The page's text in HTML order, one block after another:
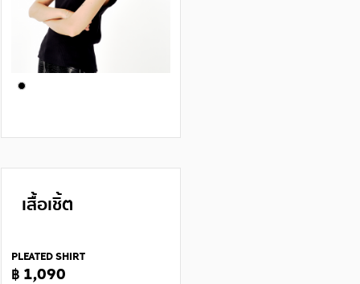
เสื้อเชิ้ต
PLEATED SHIRT
฿ 1,090